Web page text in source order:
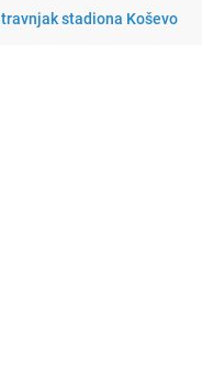
stadiona Koševo